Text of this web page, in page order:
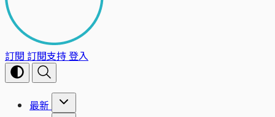
訂閱 訂閱支持登入
最新